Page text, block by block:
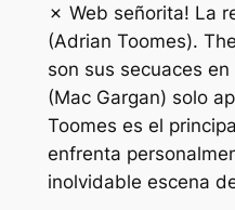
✗ Web señorita! La
(Adrian Toomes).
son sus secuaces
(Mac Gargan) solo
Toomes es el
enfrenta
inolvidable escena